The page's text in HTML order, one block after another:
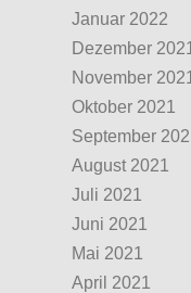
Januar 2022
Dezember 2021
November 2021
Oktober 2021
September
August 2021
Juli 2021
Juni 2021
Mai 2021
April 2021